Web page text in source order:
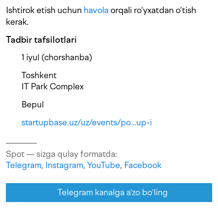
Ishtirok etish uchun havola orqali ro‘yxatdan o‘tish
kerak.
Tadbir tafsilotlari
1 iyul (chorshanba)
Toshkent
IT Park Complex
Bepul
startupbase.uz/uz/events/po…up-i
Spot — sizga qulay formatda:
Telegram, Instagram, YouTube, Facebook
Telegram kanalga a'zo bo‘ling